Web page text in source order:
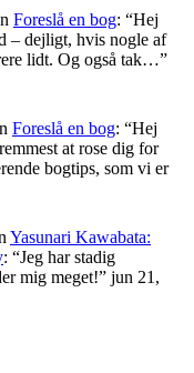
Foreslå en bog: “Hej
– dejligt, hvis nogle af
lidt. Og også tak…”
Foreslå en bog: “Hej
at rose dig for
bogtips, som vi er
Yasunari Kawabata:
: “Jeg har stadig
mig meget!” jun 21,